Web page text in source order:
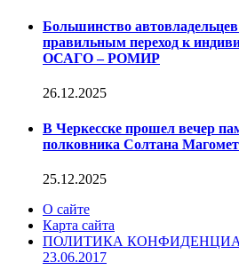
Большинство
правильным переход к
ОСАГО – РОМИР
26.12.2025
В Черкесске прошел вечер
полковника Солтана
25.12.2025
О сайте
Карта сайта
ПОЛИТИКА
23.06.2017